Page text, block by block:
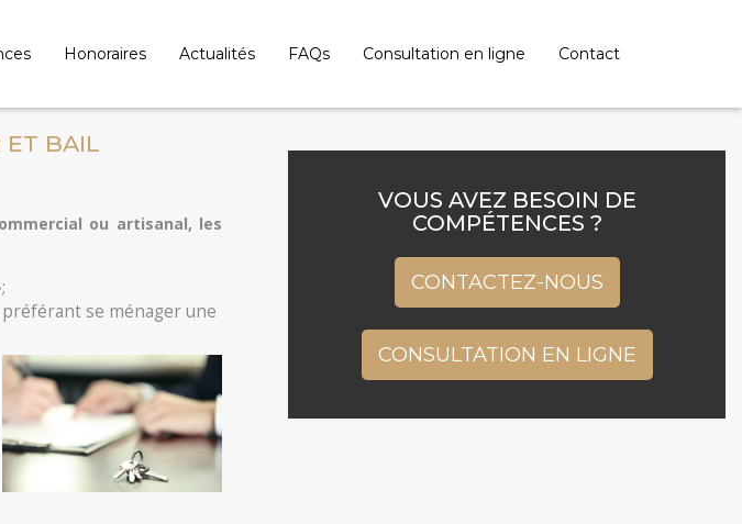
Honoraires Actualités FAQs Consultation en ligne Contact
ET BAIL
ou artisanal, les
préférant se ménager une
VOUS AVEZ BESOIN DE
COMPÉTENCES ?
CONTACTEZ-NOUS
CONSULTATION EN LIGNE